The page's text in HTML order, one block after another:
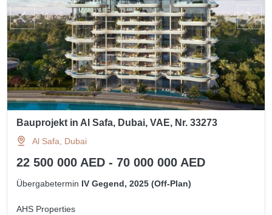
Bauprojekt in Al Safa, Dubai, VAE, Nr. 33273
Al Safa, Dubai
22 500 000 AED - 70 000 000 AED
Übergabetermin IV Gegend, 2025 (Off-Plan)
AHS Properties